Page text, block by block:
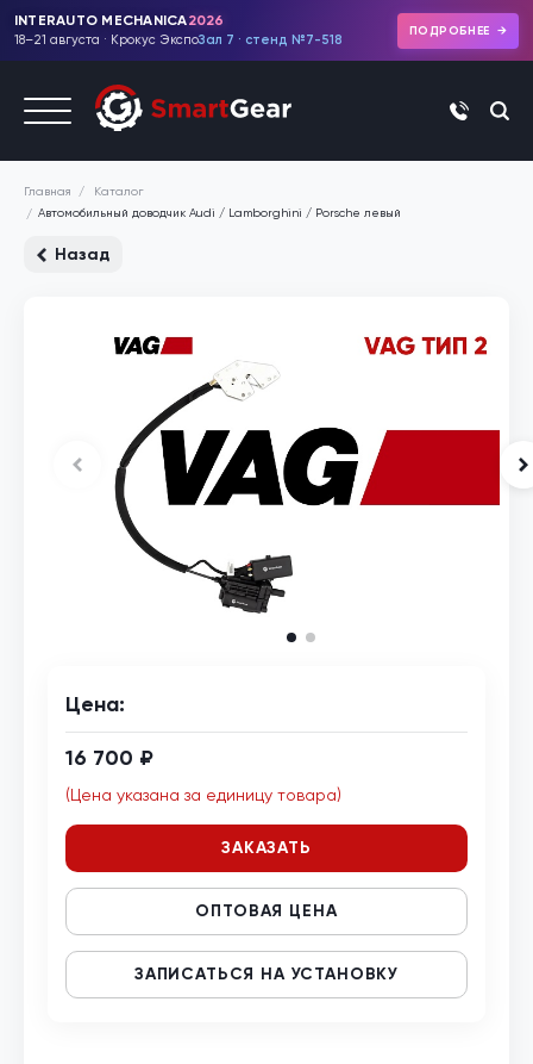
INTERAUTO MECHANICA2026
18–21 августа · Крокус ЭкспоЗал 7 · стенд №7-518
ПОДРОБНЕЕ
+7 (495)
Главная
Каталог
Автомобильный доводчик Audi / Lamborghini / Porsche левый
Назад
Цена:
16 700 ₽
(Цена указана за единицу товара)
ЗАКАЗАТЬ
ОПТОВАЯ ЦЕНА
ЗАПИСАТЬСЯ НА УСТАНОВКУ